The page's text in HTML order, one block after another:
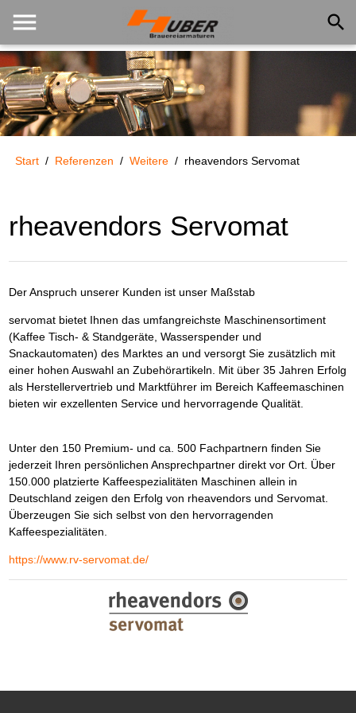
search
menu
Start / Referenzen / Weitere / rheavendors Servomat
rheavendors Servomat
Der Anspruch unserer Kunden ist unser Maßstab
servomat bietet Ihnen das umfangreichste Maschinensortiment
(Kaffee Tisch- & Standgeräte, Wasserspender und
Snackautomaten) des Marktes an und versorgt Sie zusätzlich mit
einer hohen Auswahl an Zubehörartikeln. Mit über 35 Jahren Erfolg
als Herstellervertrieb und Marktführer im Bereich Kaffeemaschinen
bieten wir exzellenten Service und hervorragende Qualität.
Unter den 150 Premium- und ca. 500 Fachpartnern finden Sie
jederzeit Ihren persönlichen Ansprechpartner direkt vor Ort. Über
150.000 platzierte Kaffeespezialitäten Maschinen allein in
Deutschland zeigen den Erfolg von rheavendors und Servomat.
Überzeugen Sie sich selbst von den hervorragenden
Kaffeespezialitäten.
https://www.rv-servomat.de/